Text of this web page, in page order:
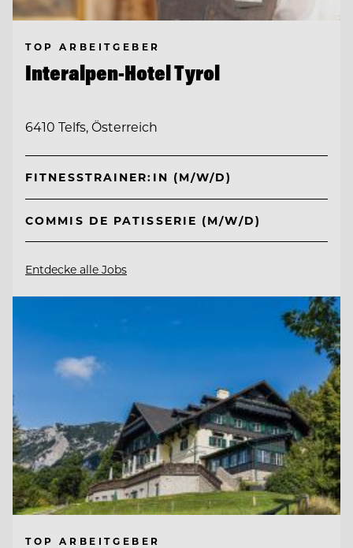
TOP ARBEITGEBER
Interalpen-Hotel Tyrol
6410 Telfs, Österreich
FITNESSTRAINER:IN (M/W/D)
COMMIS DE PATISSERIE (M/W/D)
Entdecke alle Jobs
TOP ARBEITGEBER